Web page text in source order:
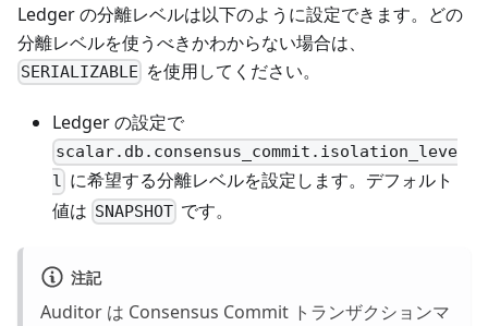
Ledger の分離レベルは以下のように設定できます。どの
分離レベルを使うべきかわからない場合は、
SERIALIZABLE を使用してください。
Ledger の設定で
scalar.db.consensus_commit.isolation_leve
l に希望する分離レベルを設定します。デフォルト
値は SNAPSHOT です。
注記
Auditor は Consensus Commit トランザクションマ